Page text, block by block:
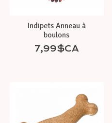
Indipets Anneau à
boulons
7,99$CA